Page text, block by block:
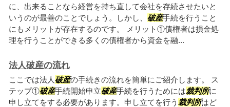
に、出来ることなら経営を持ち直して会社を存続させたいと
いうのが最善のことでしょう。しかし、 破産手続を行うこと
にもメリットが存在するのです。 メリット①債権者は損金処
理を行うことができる多くの債権者から資金を融...
法人破産の流れ
ここでは法人破産の手続きの流れを簡単にご紹介します。 ス
テップ①破産手続開始申立破産手続を行うためには裁判所に
申し立てをする必要があります。申し立てを行う 裁判所はど